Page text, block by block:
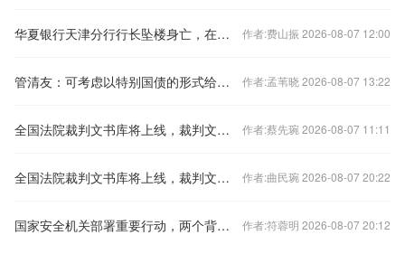
华夏银行天津分行行长坠楼身亡，在任刚满三年 作者:费山振 2026-08-07 12:00
管清友：可考虑以特别国债的形式给老百姓发现金补贴 作者:孟苇晓 2026-08-07 13:22
全国法院裁判文书库将上线，裁判文书公开何去何从？ 作者:蔡先琬 2026-08-07 11:11
全国法院裁判文书库将上线，裁判文书公开何去何从？ 作者:曲民琬 2026-08-07 20:22
国家安全机关部署重要行动，两个背景值得关注 作者:符蓉明 2026-08-07 20:12